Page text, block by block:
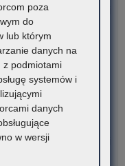
szkół
stypendialny dla
poza
do
lub którym
danych na
z podmiotami
systemów i
danych
w wersji